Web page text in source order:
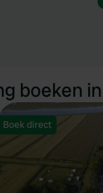
boeken
Boek direct